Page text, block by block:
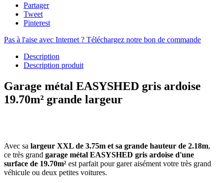
Partager
Tweet
Pinterest
Pas à l'aise avec Internet ? Téléchargez notre bon de commande
Description
Description produit
Garage métal EASYSHED gris ardoise
19.70m² grande largeur
Avec sa largeur XXL de 3.75m et sa grande hauteur de 2.18m,
ce très grand garage métal EASYSHED gris ardoise d'une
surface de 19.70m² est parfait pour garer aisément votre très grand
véhicule ou deux petites voitures.